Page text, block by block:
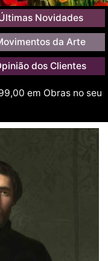
Novidades
da Arte
dos Clientes
em Obras no seu